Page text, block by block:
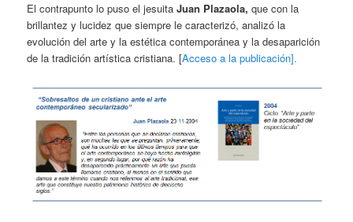
El contrapunto lo puso el jesuitaJuan Plazaola, que con la
brillantez y lucidez que siempre le caracterizó, analizó la
evolución del arte y la estética contemporánea y la desaparición
de la tradición artística cristiana. [Acceso a la publicación].